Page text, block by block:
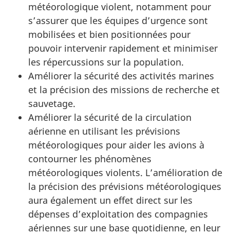
météorologique violent, notamment pour
s’assurer que les équipes d’urgence sont
mobilisées et bien positionnées pour
pouvoir intervenir rapidement et minimiser
les répercussions sur la population.
Améliorer la sécurité des activités marines
et la précision des missions de recherche et
sauvetage.
Améliorer la sécurité de la circulation
aérienne en utilisant les prévisions
météorologiques pour aider les avions à
contourner les phénomènes
météorologiques violents. L’amélioration de
la précision des prévisions météorologiques
aura également un effet direct sur les
dépenses d’exploitation des compagnies
aériennes sur une base quotidienne, en leur